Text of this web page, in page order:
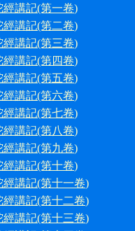
經講記(第一卷)
經講記(第二卷)
經講記(第三卷)
經講記(第四卷)
經講記(第五卷)
經講記(第六卷)
經講記(第七卷)
經講記(第八卷)
經講記(第九卷)
經講記(第十卷)
經講記(第十一卷)
經講記(第十二卷)
經講記(第十三卷)